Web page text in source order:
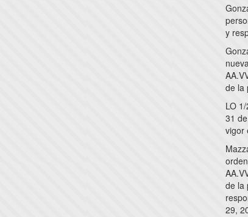
y
de la
LO
31
vigor
de la
29,